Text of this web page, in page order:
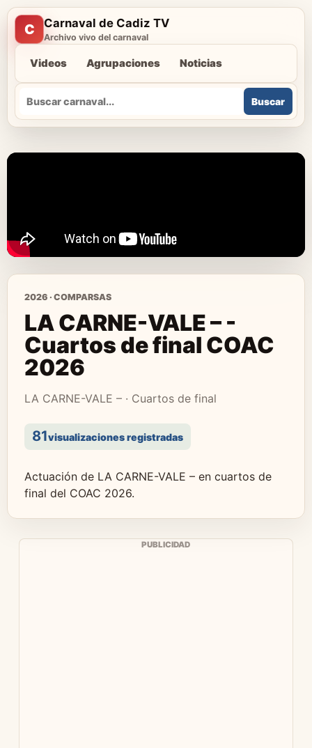
C Carnaval de Cadiz TV
Archivo vivo del carnaval
Videos Agrupaciones Noticias
Buscar
Buscar
2026 · COMPARSAS
LA CARNE-VALE – -
Cuartos de final COAC
2026
LA CARNE-VALE – · Cuartos de final
81visualizaciones registradas
Actuación de LA CARNE-VALE – en cuartos de
final del COAC 2026.
PUBLICIDAD